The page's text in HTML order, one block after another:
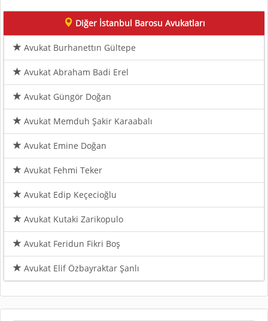
Diğer İstanbul Barosu Avukatları
Avukat Burhanettın Gültepe
Avukat Abraham Badi Erel
Avukat Güngör Doğan
Avukat Memduh Şakir Karaabalı
Avukat Emine Doğan
Avukat Fehmi Teker
Avukat Edip Keçecioğlu
Avukat Kutaki Zarikopulo
Avukat Feridun Fikri Boş
Avukat Elif Özbayraktar Şanlı